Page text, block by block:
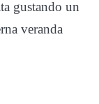
gustando un
veranda